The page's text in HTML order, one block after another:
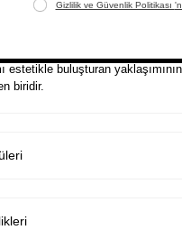
tonu, hem sade hem zarif bir etki
kusursuz bir uyum sağlar.
kumaşı ve zamansız tarzıyla bu
estetikle buluşturan
biridir.